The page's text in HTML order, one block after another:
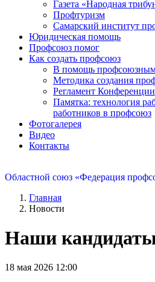
Газета «Народная
Профтуризм
Самарский институт
Юридическая помощь
Профсоюз помог
Как создать профсоюз
В помощь профсоюзным
Методика создания
Регламент Конференции
Памятка: технология
работников в профсоюз
Фотогалерея
Видео
Контакты
Областной союз «Федерация
Главная
Новости
Наши
18 мая 2026 12:00